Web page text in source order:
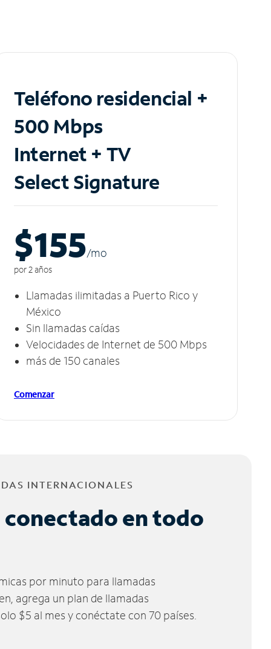
Teléfono residencial +
500 Mbps
Internet + TV
Select Signature
$155/mo
por 2 años
Llamadas ilimitadas a Puerto Rico y
México
Sin llamadas caídas
Velocidades de Internet de 500 Mbps
más de 150 canales
Comenzar
INTERNACIONALES
en todo
por minuto para llamadas
agrega un plan de llamadas
$5 al mes y conéctate con 70 países.